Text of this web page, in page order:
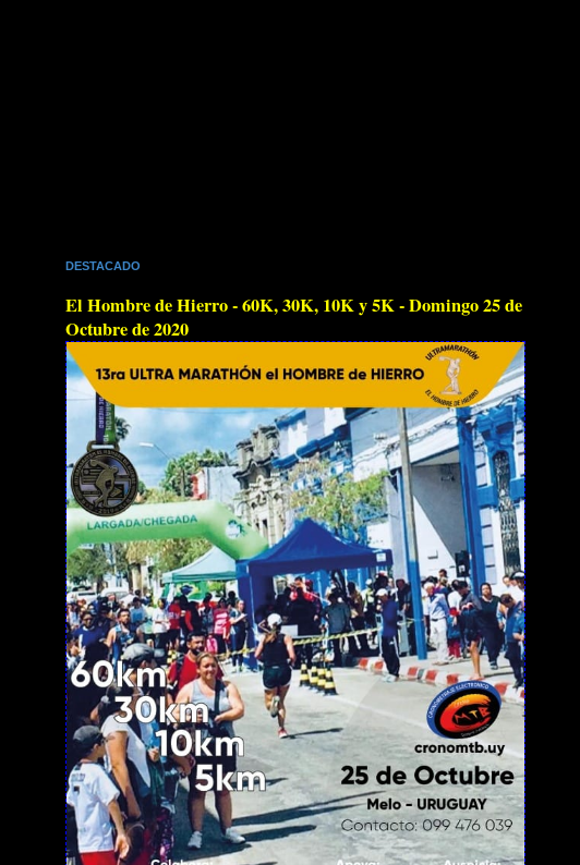
DESTACADO
El Hombre de Hierro - 60K, 30K, 10K y 5K - Domingo 25 de
Octubre de 2020